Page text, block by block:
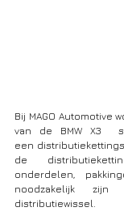
Bij MAGO Automotive
van de BMW X3
een
de
onderdelen,
noodzakelijk
distributiewissel.